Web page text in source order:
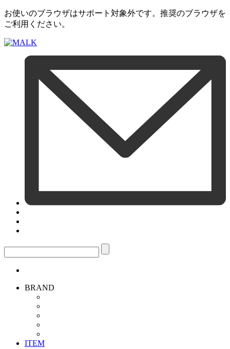
お使いのブラウザはサポート対象外です。推奨のブラウザを
ご利用ください。
BRAND
ITEM